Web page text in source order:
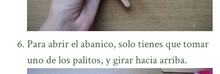
Para abrir el abanico, solo tienes que tomar
uno de los palitos, y girar hacia arriba.